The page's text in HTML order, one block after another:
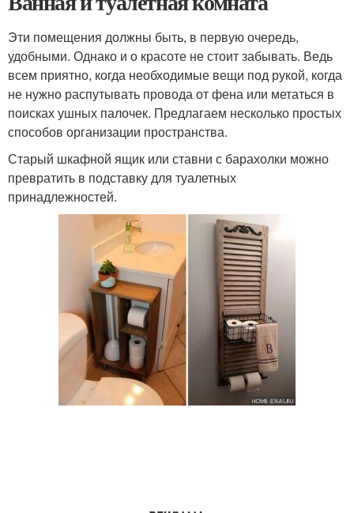
Эти помещения должны быть, в первую очередь,
удобными. Однако и о красоте не стоит забывать. Ведь
всем приятно, когда необходимые вещи под рукой, когда
не нужно распутывать провода от фена или метаться в
поисках ушных палочек. Предлагаем несколько простых
способов организации пространства.
Старый шкафной ящик или ставни с барахолки можно
превратить в подставку для туалетных
принадлежностей.